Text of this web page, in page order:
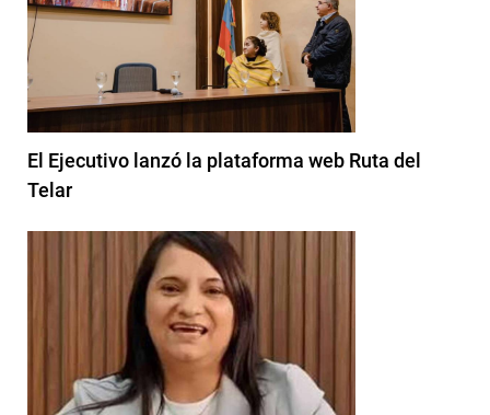
El Ejecutivo lanzó la plataforma web Ruta del
Telar